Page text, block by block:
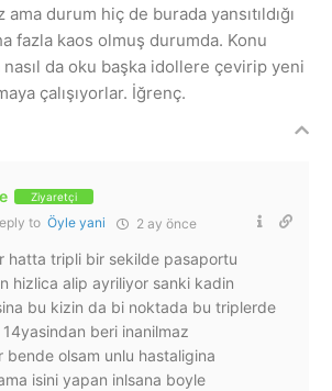
durum hiç de burada yansıtıldığı
fazla kaos olmuş durumda. Konu
da oku başka idollere çevirip yeni
çalışıyorlar. İğrenç.
Ziyaretçi
to Öyle yani 2 ay önce
hatta tripli bir sekilde pasaportu
hizlica alip ayriliyor sanki kadin
bu kizin da bi noktada bu triplerde
beri inanilmaz
bende olsam unlu hastaligina
isini yapan inlsana boyle